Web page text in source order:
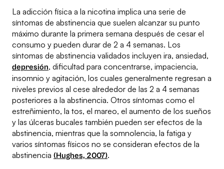
La adicción física a la nicotina implica una serie de
síntomas de abstinencia que suelen alcanzar su punto
máximo durante la primera semana después de cesar el
consumo y pueden durar de 2 a 4 semanas. Los
síntomas de abstinencia validados incluyen ira, ansiedad,
depresión, dificultad para concentrarse, impaciencia,
insomnio y agitación, los cuales generalmente regresan a
niveles previos al cese alrededor de las 2 a 4 semanas
posteriores a la abstinencia. Otros síntomas como el
estreñimiento, la tos, el mareo, el aumento de los sueños
y las úlceras bucales también pueden ser efectos de la
abstinencia, mientras que la somnolencia, la fatiga y
varios síntomas físicos no se consideran efectos de la
abstinencia (Hughes, 2007).